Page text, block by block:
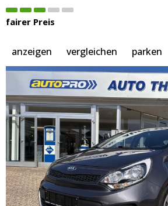
fairer Preis
anzeigen vergleichen parken